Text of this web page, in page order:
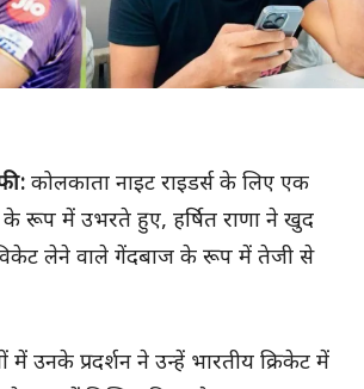
कोलकाता नाइट राइडर्स के लिए एक
रूप में उभरते हुए, हर्षित राणा ने खुद
लेने वाले गेंदबाज के रूप में तेजी से
उनके प्रदर्शन ने उन्हें भारतीय क्रिकेट में